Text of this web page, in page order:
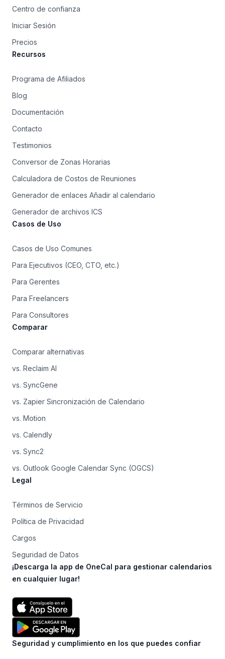
Centro de confianza
Iniciar Sesión
Precios
Recursos
Programa de Afiliados
Blog
Documentación
Contacto
Testimonios
Conversor de Zonas Horarias
Calculadora de Costos de Reuniones
Generador de enlaces Añadir al calendario
Generador de archivos ICS
Casos de Uso
Casos de Uso Comunes
Para Ejecutivos (CEO, CTO, etc.)
Para Gerentes
Para Freelancers
Para Consultores
Comparar
Comparar alternativas
vs. Reclaim AI
vs. SyncGene
vs. Zapier Sincronización de Calendario
vs. Motion
vs. Calendly
vs. Sync2
vs. Outlook Google Calendar Sync (OGCS)
Legal
Términos de Servicio
Política de Privacidad
Cargos
Seguridad de Datos
¡Descarga la app de OneCal para gestionar calendarios
en cualquier lugar!
Seguridad y cumplimiento en los que puedes confiar